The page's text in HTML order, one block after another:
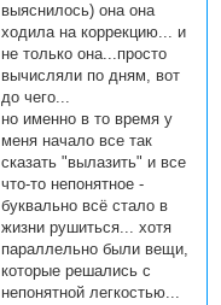
выяснилось) она она
ходила на коррекцию... и
не только она...просто
вычисляли по дням, вот
до чего...
но именно в то время у
меня начало все так
сказать "вылазить" и все
что-то непонятное -
буквально всё стало в
жизни рушиться... хотя
параллельно были вещи,
которые решались с
непонятной легкостью...